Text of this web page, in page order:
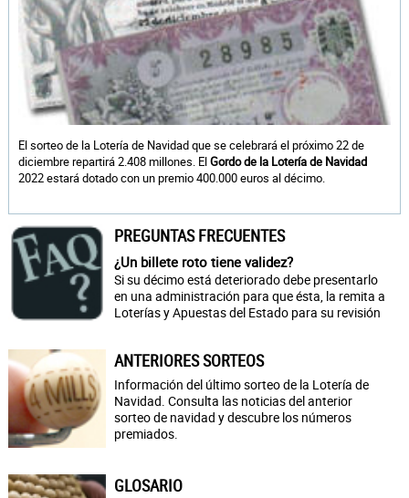
El sorteo de la Lotería de Navidad que se celebrará el próximo 22 de
diciembre repartirá 2.408 millones. ElGordo de la Lotería de Navidad
2022 estará dotado con un premio 400.000 euros al décimo.
PREGUNTAS FRECUENTES
¿Un billete roto tiene validez?
Si su décimo está deteriorado debe presentarlo
en una administración para que ésta, la remita a
Loterías y Apuestas del Estado para su revisión
ANTERIORES SORTEOS
Información del último sorteo de la Lotería de
Navidad. Consulta las noticias del anterior
sorteo de navidad y descubre los números
premiados.
GLOSARIO